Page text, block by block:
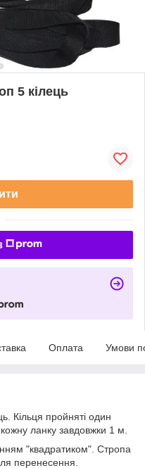
5 кілець
Оплата Умови
Кільця пройняті один
ланку завдовжки 1 м.
"квадратиком". Стропа
перенесення.